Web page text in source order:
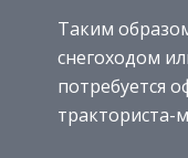
Таким
снегоходом
потребуется
тракториста-